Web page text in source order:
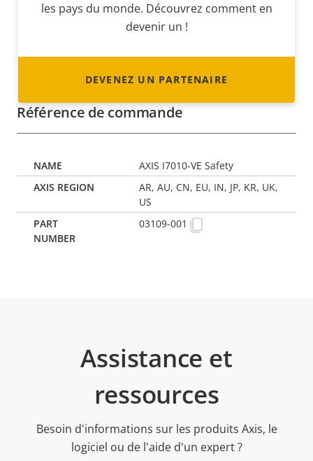
les pays du monde. Découvrez comment en
devenir un !
DEVENEZ UN PARTENAIRE
Référence de commande
AXIS I7010-VE Safety
AR, AU, CN, EU, IN, JP, KR, UK,
US
03109-001
Assistance et
ressources
Besoin d'informations sur les produits Axis, le
logiciel ou de l'aide d'un expert ?